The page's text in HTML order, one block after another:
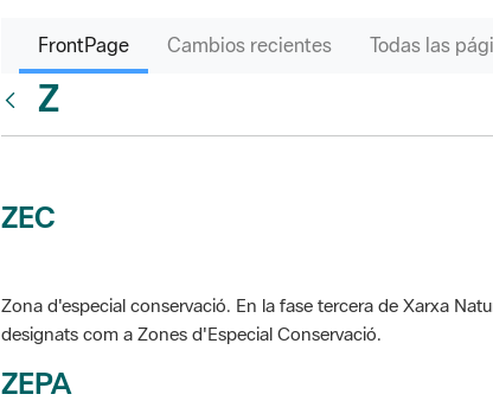
FrontPage Cambios recientes Todas las
Z
ZEC
Zona d'especial conservació. En la fase tercera de Xarxa
designats com a Zones d'Especial Conservació.
ZEPA